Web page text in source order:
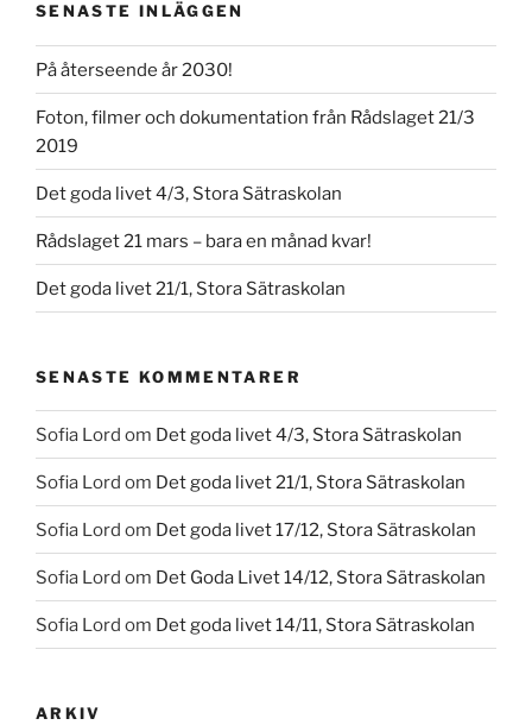
SENASTE INLÄGGEN
På återseende år 2030!
Foton, filmer och dokumentation från Rådslaget 21/3
2019
Det goda livet 4/3, Stora Sätraskolan
Rådslaget 21 mars – bara en månad kvar!
Det goda livet 21/1, Stora Sätraskolan
SENASTE KOMMENTARER
Sofia Lord om Det goda livet 4/3, Stora Sätraskolan
Sofia Lord om Det goda livet 21/1, Stora Sätraskolan
Sofia Lord om Det goda livet 17/12, Stora Sätraskolan
Sofia Lord om Det Goda Livet 14/12, Stora Sätraskolan
Sofia Lord om Det goda livet 14/11, Stora Sätraskolan
ARKIV